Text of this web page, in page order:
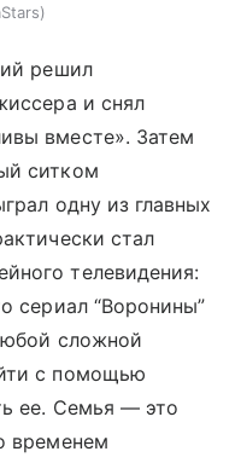
решил
и снял
вместе». Затем
ситком
одну из главных
стал
телевидения:
сериал “Воронины”
сложной
с помощью
ее. Семья — это
временем